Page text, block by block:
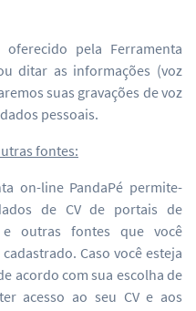
pela Ferramenta
ditar as informações (voz
suas gravações de voz
pessoais.
fontes:
on-line PandaPé permite-
de CV de portais de
e outras fontes que você
Caso você esteja
acordo com sua escolha de
acesso ao seu CV e aos